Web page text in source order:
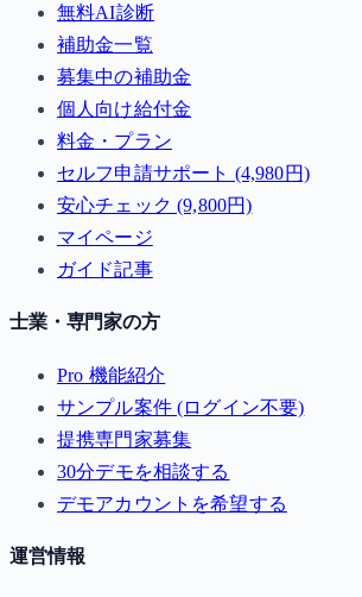
無料AI診断
補助金一覧
募集中の補助金
個人向け給付金
料金・プラン
セルフ申請サポート (4,980円)
安心チェック (9,800円)
マイページ
ガイド記事
士業・専門家の方
Pro 機能紹介
サンプル案件 (ログイン不要)
提携専門家募集
30分デモを相談する
デモアカウントを希望する
運営情報